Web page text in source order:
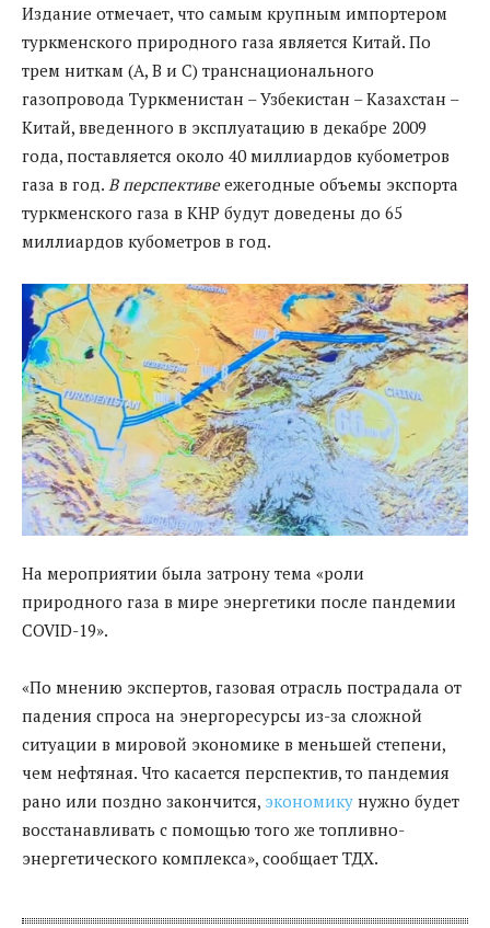
Издание отмечает, что самым крупным импортером
туркменского природного газа является Китай. По
трем ниткам (A, B и C) транснационального
газопровода Туркменистан – Узбекистан – Казахстан –
Китай, введенного в эксплуатацию в декабре 2009
года, поставляется около 40 миллиардов кубометров
газа в год. В перспективеежегодные объемы экспорта
туркменского газа в КНР будут доведены до 65
миллиардов кубометров в год.
На мероприятии была затрону тема «роли
природного газа в мире энергетики после пандемии
COVID-19».
«По мнению экспертов, газовая отрасль пострадала от
падения спроса на энергоресурсы из-за сложной
ситуации в мировой экономике в меньшей степени,
чем нефтяная. Что касается перспектив, то пандемия
рано или поздно закончится, экономику нужно будет
восстанавливать с помощью того же топливно-
энергетического комплекса», сообщает ТДХ.